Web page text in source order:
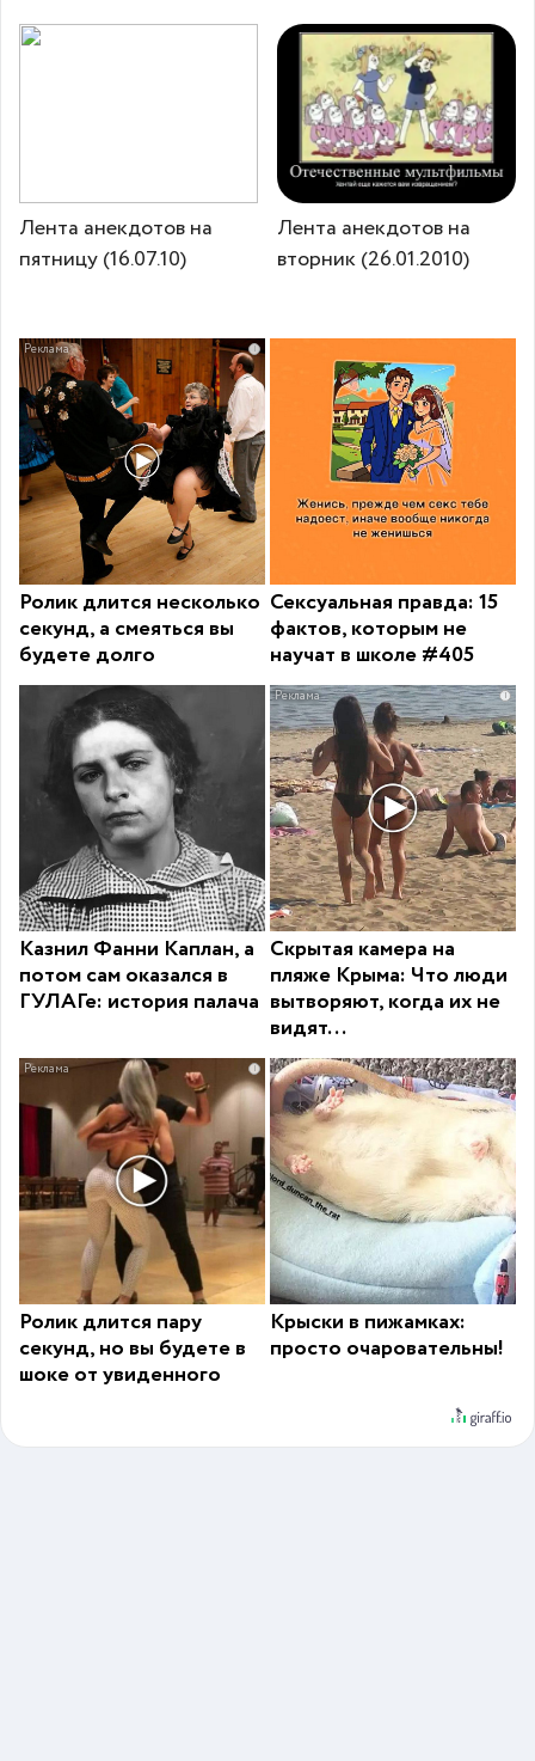
Лента анекдотов на
пятницу (16.07.10)
Лента анекдотов на
вторник (26.01.2010)
i
Ролик длится несколько
секунд, а смеяться вы
будете долго
Сексуальная правда: 15
фактов, которым не
научат в школе #405
Казнил Фанни Каплан, а
потом сам оказался в
ГУЛАГе: история палача
i
Скрытая камера на
пляже Крыма: Что люди
вытворяют, когда их не
видят...
i
Ролик длится пару
секунд, но вы будете в
шоке от увиденного
Крыски в пижамках:
просто очаровательны!